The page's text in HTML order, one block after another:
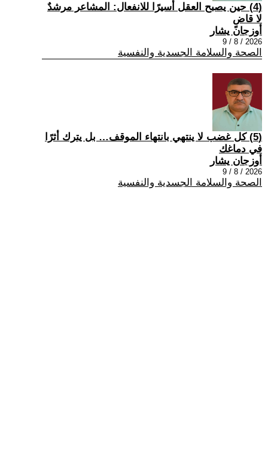
(4) حين يصبح العقل أسيرًا للانفعال: المشاعر مرشدٌ
لا قاضٍ
أوزجان يشار
2026 / 8 / 9
الصحة والسلامة الجسدية والنفسية
(5) كل غضب لا ينتهي بانتهاء الموقف… بل يترك أثرًا
في دماغك
أوزجان يشار
2026 / 8 / 9
الصحة والسلامة الجسدية والنفسية